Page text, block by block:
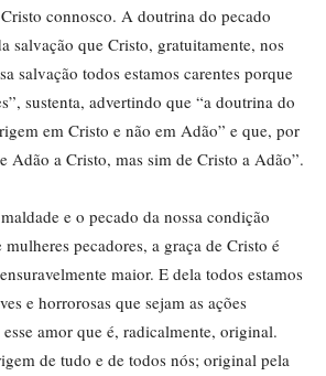
connosco. A doutrina do pecado
salvação que Cristo, gratuitamente, nos
salvação todos estamos carentes porque
sustenta, advertindo que “a doutrina do
em Cristo e não em Adão” e que, por
Adão a Cristo, mas sim de Cristo a Adão”.
e o pecado da nossa condição
pecadores, a graça de Cristo é
maior. E dela todos estamos
e horrorosas que sejam as ações
amor que é, radicalmente, original.
de tudo e de todos nós; original pela